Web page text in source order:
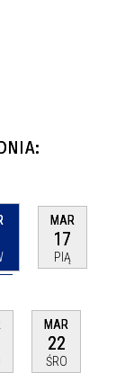
MAR
17
PIĄ
MAR
22
ŚRO